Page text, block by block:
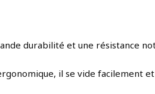
durabilité et une résistance
il se vide facilement